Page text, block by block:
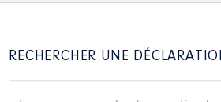
RECHERCHER UNE